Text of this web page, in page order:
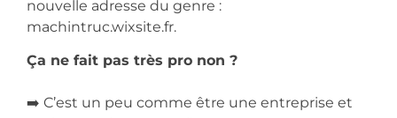
nouvelle adresse du genre :
machintruc.wixsite.fr.
Ça ne fait pas très pro non ?
➡️ C’est un peu comme être une entreprise et